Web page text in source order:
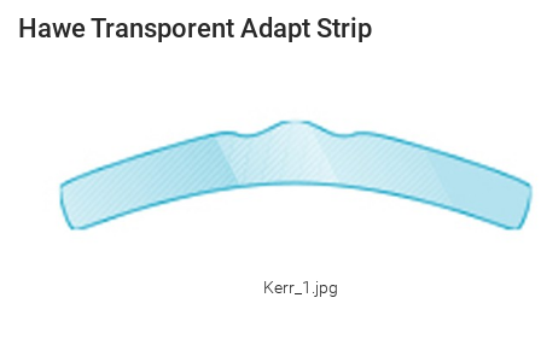
Hawe Transporent Adapt Strip
Kerr_1.jpg